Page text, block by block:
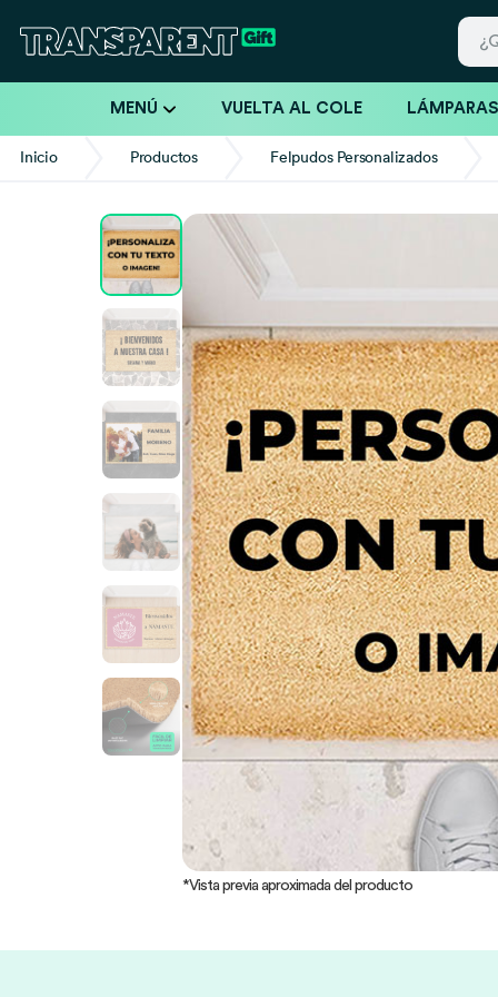
MENÚ VUELTA AL COLE LÁMPARAS
Inicio Productos Felpudos Personalizados
*Vista previa aproximada del producto